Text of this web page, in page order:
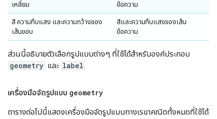
เหลี่ยม
ข้อความ
สี ความทึบแสง และความกว้างของ
เส้นขอบ
สีและความทึบแสงของเส้น
ข้อความ
ส่วนนี้อธิบายตัวเลือกรูปแบบต่างๆ ที่ใช้ได้สำหรับองค์ประกอบ
geometry และ label
เครื่องมือจัดรูปแบบ geometry
ตารางต่อไปนี้แสดงเครื่องมือจัดรูปแบบทางเรขาคณิตทั้งหมดที่ใช้ได้